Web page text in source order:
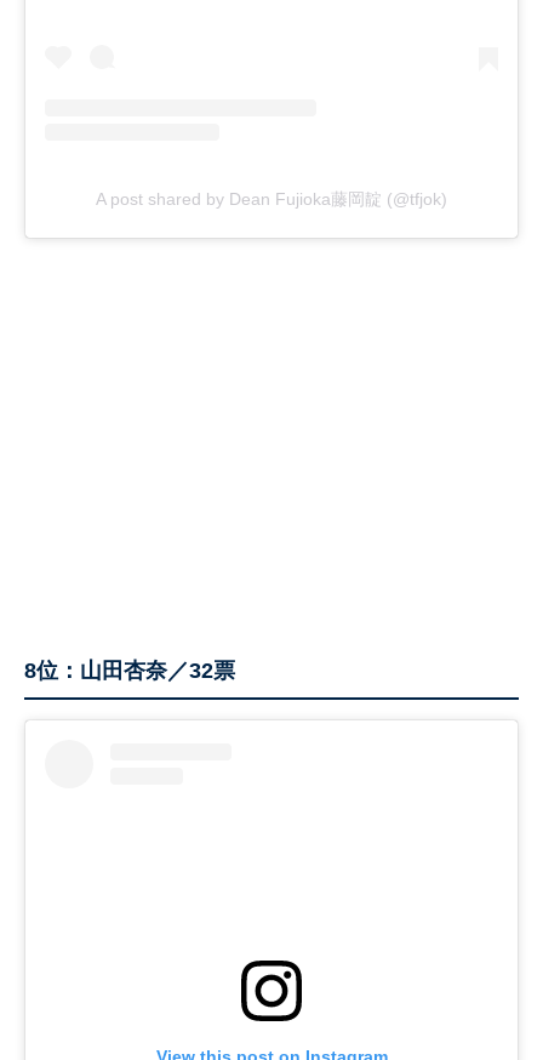
A post shared by Dean Fujioka藤岡靛 (@tfjok)
8位：山田杏奈／32票